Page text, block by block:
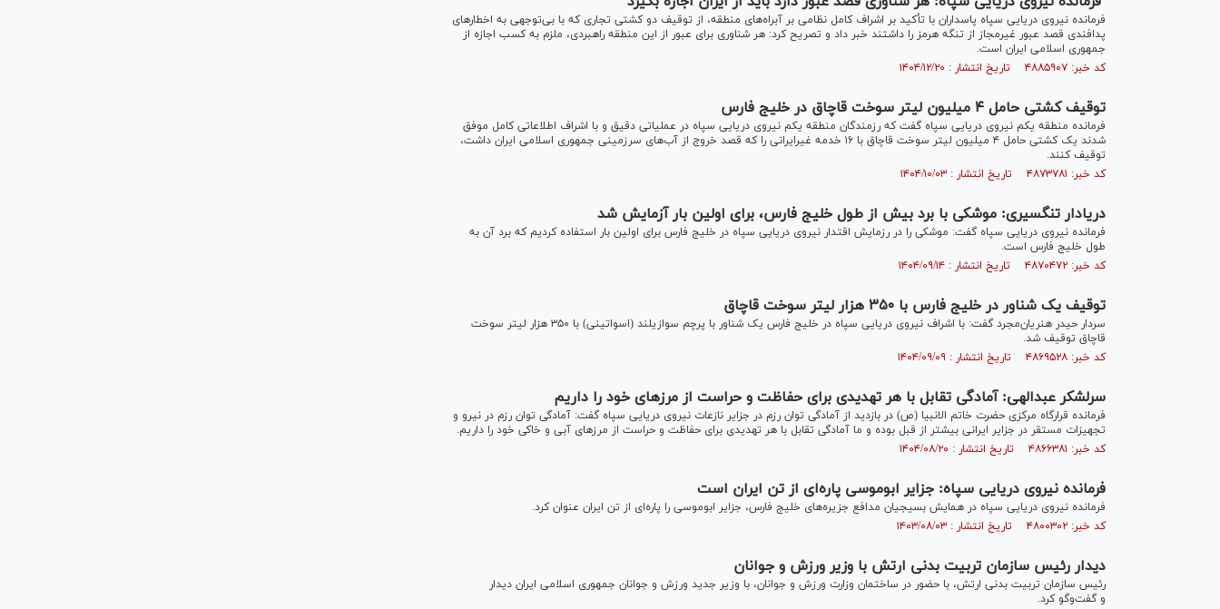
فرمانده نیروی دریایی سپاه پاسداران با تأکید بر اشراف کامل نظامی بر آبراه‌های منطقه، از توقیف دو کشتی تجاری که با بی‌توجهی به اخطارهای
پدافندی قصد عبور غیرمجاز از تنگه هرمز را داشتند خبر داد و تصریح کرد: هر شناوری برای عبور از این منطقه راهبردی، ملزم به کسب اجازه از
جمهوری اسلامی ایران است.
کد خبر: ۴۸۸۵۹۰۷ تاریخ انتشار : ۱۴۰۴/۱۲/۲۰
توقیف کشتی حامل ۴ میلیون لیتر سوخت قاچاق در خلیج فارس
فرمانده منطقه یکم نیروی دریایی سپاه گفت که رزمندگان منطقه یکم نیروی دریایی سپاه در عملیاتی دقیق و با اشراف اطلاعاتی کامل موفق
شدند یک کشتی حامل ۴ میلیون لیتر سوخت قاچاق با ۱۶ خدمه غیرایرانی را که قصد خروج از آب‌های سرزمینی جمهوری اسلامی ایران داشت،
توقیف کنند.
کد خبر: ۴۸۷۳۷۸۱ تاریخ انتشار : ۱۴۰۴/۱۰/۰۳
دریادار تنگسیری: موشکی با برد بیش از طول خلیج فارس، برای اولین بار آزمایش شد
فرمانده نیروی دریایی سپاه گفت: موشکی را در رزمایش اقتدار نیروی دریایی سپاه در خلیج فارس برای اولین بار استفاده کردیم که برد آن به
طول خلیج فارس است.
کد خبر: ۴۸۷۰۴۷۲ تاریخ انتشار : ۱۴۰۴/۰۹/۱۴
توقیف یک شناور در خلیج فارس با ۳۵۰ هزار لیتر سوخت قاچاق
سردار حیدر هنریان‌مجرد گفت: با اشراف نیروی دریایی سپاه در خلیج فارس یک شناور با پرچم سوازیلند (اسواتینی) با ۳۵۰ هزار لیتر سوخت
قاچاق توقیف شد.
کد خبر: ۴۸۶۹۵۲۸ تاریخ انتشار : ۱۴۰۴/۰۹/۰۹
سرلشکر عبدالهی: آمادگی تقابل با هر تهدیدی برای حفاظت و حراست از مرز‌های خود را داریم
فرمانده قرارگاه مرکزی حضرت خاتم الانبیا (ص) در بازدید از آمادگی توان رزم در جزایر نازعات نیروی دریایی سپاه گفت: آمادگی توان رزم در نیرو و
تجهیزات مستقر در جزایر ایرانی بیشتر از قبل بوده و ما آمادگی تقابل با هر تهدیدی برای حفاظت و حراست از مرز‌های آبی و خاکی خود را داریم.
کد خبر: ۴۸۶۶۳۸۱ تاریخ انتشار : ۱۴۰۴/۰۸/۲۰
فرمانده نیروی دریایی سپاه: جزایر ابوموسی پاره‌ای از تن ایران است
فرمانده نیروی دریایی سپاه در همایش بسیجیان مدافع جزیره‌های خلیج فارس، جزایر ابوموسی را پاره‌ای از تن ایران عنوان کرد.
کد خبر: ۴۸۰۰۳۰۲ تاریخ انتشار : ۱۴۰۳/۰۸/۰۳
دیدار رئیس سازمان تربیت بدنی ارتش با وزیر ورزش و جوانان
رئیس سازمان تربیت بدنی ارتش، با حضور در ساختمان وزارت ورزش و جوانان، با وزیر جدید ورزش و جوانان جمهوری اسلامی ایران دیدار
و گفت‌و‌گو کرد.